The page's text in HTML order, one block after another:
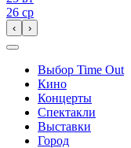
26 ср
‹ ›
Выбор Time Out
Кино
Концерты
Спектакли
Выставки
Город